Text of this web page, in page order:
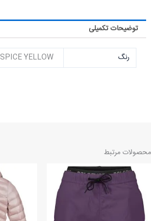
توضیحات تکمیلی
رنگ SPICE YELLOW
محصولات مرتبط